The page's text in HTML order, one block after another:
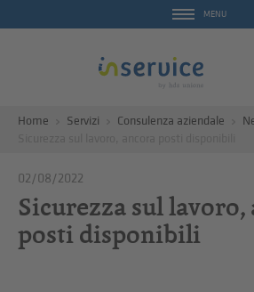
MENU
Home Servizi Consulenza aziendale
02/08/2022
Sicurezza sul lavoro,
posti disponibili